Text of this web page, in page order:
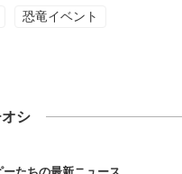
恐竜イベント
シ